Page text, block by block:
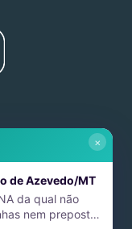
×
de Azevedo/MT
da qual não
nem preposto